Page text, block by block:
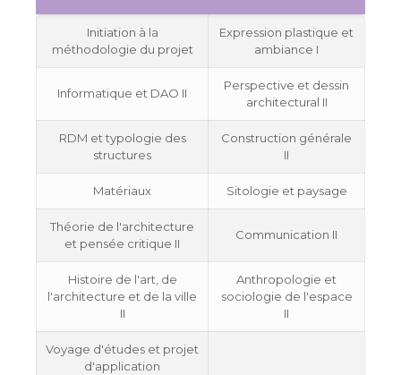
Initiation à la
méthodologie du projet
Expression plastique et
ambiance I
Informatique et DAO II
Perspective et dessin
architectural II
RDM et typologie des
structures
Construction générale
II
Matériaux Sitologie et paysage
Théorie de l'architecture
et pensée critique II
Communication II
Histoire de l'art, de
l'architecture et de la ville
II
Anthropologie et
sociologie de l'espace
II
Voyage d'études et projet
d'application